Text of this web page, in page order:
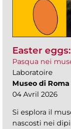
Easter
Pasqua nei
Laboratoire
Museo di Roma
04 Avril 2026
Si esplora il
nascosti nei